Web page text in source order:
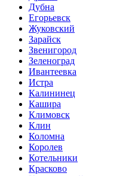
Дубна
Егорьевск
Жуковский
Зарайск
Звенигород
Зеленоград
Ивантеевка
Истра
Калининец
Кашира
Климовск
Клин
Коломна
Королев
Котельники
Красково